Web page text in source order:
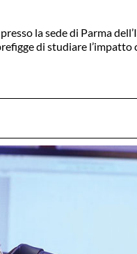
la sede di Parma
di studiare